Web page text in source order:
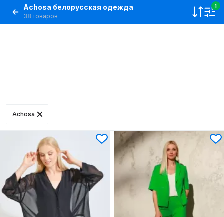
Achosa белорусская одежда
38 товаров
1
Achosa